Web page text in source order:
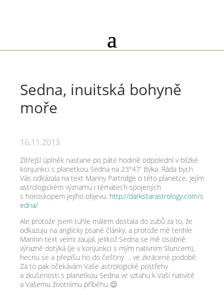
Sedna, inuitská bohyně
moře
16.11.2013
Zítřejší úplněk nastane po páté hodině odpolední v blízké
konjunkci s planetkou Sedna na 23°47′ Býka. Ráda bych
Vás odkázala na text Mariny Partridge o této planetce, jejím
astrologickém významu i tématech spojených
s horoskopem jejího objevu: http://​darkstarastrology​.com/​s​
e​d​na/
Ale protože jsem tuhle málem dostala do zubů za to, že
odkazuju na anglicky psané články, a protože mě tenhle
Marinin text velmi zaujal, jelikož Sedna se mě osobně
výrazně dotýká (je v konjunkci s mým nativním Sluncem),
hecnu se a přepíšu ho do češtiny … ve zkrácené podobě.
Za to pak očekávám Vaše astrologické postřehy
a zkušenosti s planetkou Sedna ve vztahu k Vaší nativitě
a Vašemu životnímu příběhu 😉